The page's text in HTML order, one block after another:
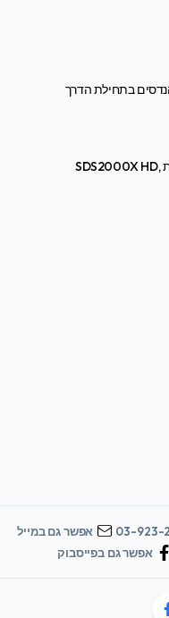
בתחילת הדרך
מבצע לזמן מוגבל של סיגלנט: סדרות SDS2000X HD,
אפשר גם במייל
אפשר גם בפייסבוק